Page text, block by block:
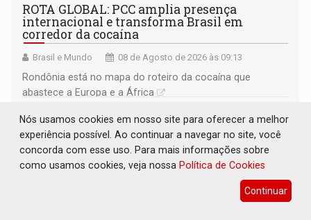
ROTA GLOBAL: PCC amplia presença
internacional e transforma Brasil em
corredor da cocaína
Brasil e Mundo 08 de Agosto de 2026 às 09:13
Rondônia está no mapa do roteiro da cocaína que
abastece a Europa e a África
Nós usamos cookies em nosso site para oferecer a melhor
experiência possível. Ao continuar a navegar no site, você
concorda com esse uso. Para mais informações sobre
como usamos cookies, veja nossa Política de Cookies
Continuar